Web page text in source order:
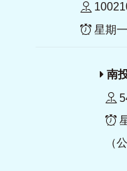
星期一
南
（